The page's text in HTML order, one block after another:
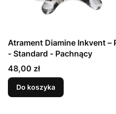
Atrament Diamine Inkvent
- Standard - Pachnący
Cena
48,00 zł
Do koszyka